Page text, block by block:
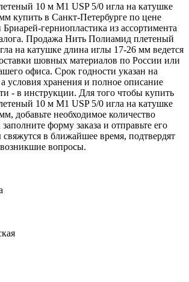
10 м М1 USP 5/0 игла на катушке
купить в Санкт-Петербурге по цене
герниопластика из ассортимента
Продажа Нить Полиамид плетеный
на катушке длина иглы 17-26 мм ведется
шовных материалов по России или
офиса. Срок годности указан на
условия хранения и полное описание
- в инструкции. Для того чтобы купить
10 м М1 USP 5/0 игла на катушке
добавьте необходимое количество
форму заказа и отправьте его
в ближайшее время, подтвердят
возникшие вопросы.